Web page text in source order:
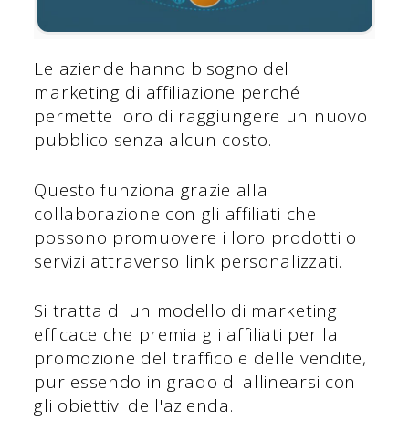
Le aziende hanno bisogno del
marketing di affiliazione perché
permette loro di raggiungere un nuovo
pubblico senza alcun costo.
Questo funziona grazie alla
collaborazione con gli affiliati che
possono promuovere i loro prodotti o
servizi attraverso link personalizzati.
Si tratta di un modello di marketing
efficace che premia gli affiliati per la
promozione del traffico e delle vendite,
pur essendo in grado di allinearsi con
gli obiettivi dell'azienda.